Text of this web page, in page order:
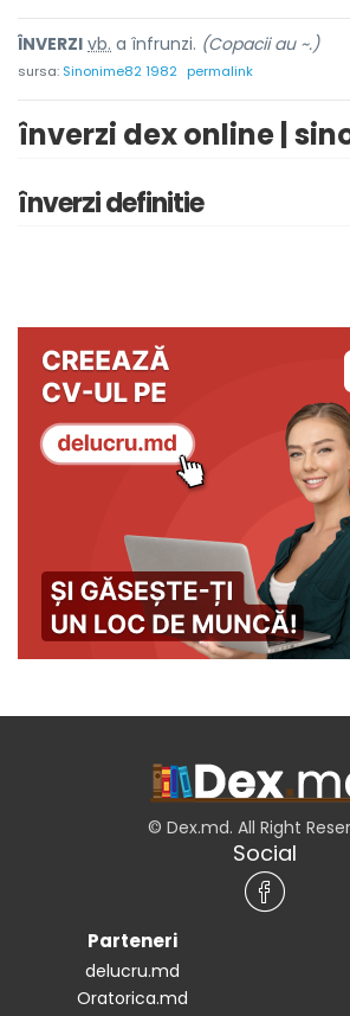
ÎNVERZI vb. a înfrunzi. (Copacii au ~.)
sursa: Sinonime82 1982 permalink
înverzi dex online |
înverzi definitie
© Dex.md. All Right
Social
Parteneri
delucru.md
Oratorica.md